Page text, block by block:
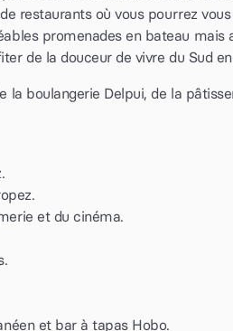
restaurants où vous pourrez
promenades en bateau
de la douceur de vivre du Sud
la boulangerie Delpui, de la
et du cinéma.
et bar à tapas Hobo.